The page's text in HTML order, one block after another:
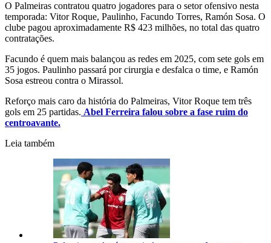
O Palmeiras contratou quatro jogadores para o setor ofensivo nesta
temporada: Vitor Roque, Paulinho, Facundo Torres, Ramón Sosa. O
clube pagou aproximadamente R$ 423 milhões, no total das quatro
contratações.
Facundo é quem mais balançou as redes em 2025, com sete gols em
35 jogos. Paulinho passará por cirurgia e desfalca o time, e Ramón
Sosa estreou contra o Mirassol.
Reforço mais caro da história do Palmeiras, Vitor Roque tem três
gols em 25 partidas. Abel Ferreira falou sobre a fase ruim do
centroavante.
Leia também